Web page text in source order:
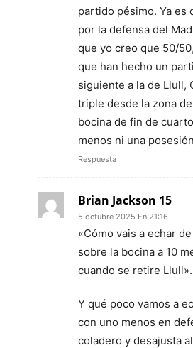
partido pésimo. Ya es
por la defensa del
que yo creo que 50/
que han hecho un
siguiente a la de Llull,
triple desde la zona
bocina de fin de
menos ni una
Respuesta
Brian Jackson 15
5 octubre 2025 En 21:16
«Cómo vais a echar
sobre la bocina a 10
cuando se retire Llull».
Y qué poco vamos a
con uno menos en
coladero y desajusta